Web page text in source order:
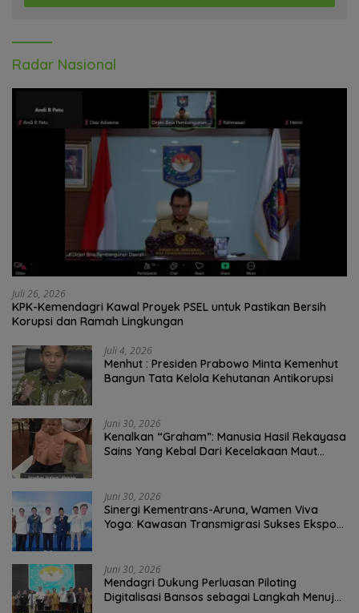
Radar Nasional
Juli 26, 2026
KPK-Kemendagri Kawal Proyek PSEL untuk Pastikan Bersih
Korupsi dan Ramah Lingkungan
Juli 4, 2026
Menhut : Presiden Prabowo Minta Kemenhut
Bangun Tata Kelola Kehutanan Antikorupsi
Juni 30, 2026
Kenalkan “Graham”: Manusia Hasil Rekayasa
Sains Yang Kebal Dari Kecelakaan Maut
Juni 30, 2026
Sinergi Kementrans-Aruna, Wamen Viva
Yoga: Kawasan Transmigrasi Sukses Ekspor
Juni 30, 2026
Mendagri Dukung Perluasan Piloting
Digitalisasi Bansos sebagai Langkah Menuju